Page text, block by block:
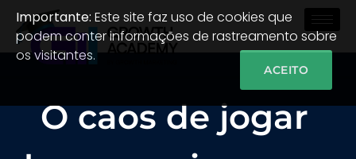
O caos de jogar
Importante: Este site faz uso de cookies que
podem conter informações de rastreamento sobre
os visitantes.
ACEITO